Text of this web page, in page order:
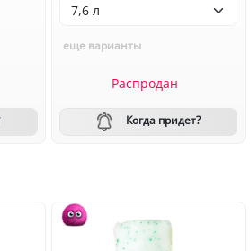
еще варианты
Распродан
Когда придет?